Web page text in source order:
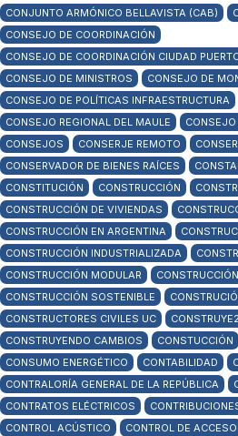
CONJUNTO ARMÓNICO BELLAVISTA (CAB)
CONSEJO DE COORDINACIÓN
CONSEJO DE COORDINACIÓN CIUDAD
CONSEJO DE MINISTROS
CONSEJO DE
CONSEJO DE POLÍTICAS INFRAESTRUCTURA
CONSEJO REGIONAL DEL MAULE
CONSEJO
CONSEJOS
CONSERJE REMOTO
CONSERVADOR DE BIENES RAÍCES
CONSTITUCIÓN
CONSTRUCCIÓN
CONSTRUCCIÓN DE VIVIENDAS
CONSTRUCCIÓN EN ARGENTINA
CONSTRUCCIÓN INDUSTRIALIZADA
CONSTRUCCIÓN MODULAR
CONSTRUCCIÓN SOSTENIBLE
CONSTRUCTORES CIVILES UC
CONSTRUYENDO CAMBIOS
CONSTUCCIÓN
CONSUMO ENERGÉTICO
CONTABILIDAD
CONTRALORÍA GENERAL DE LA REPÚBLICA
CONTRATOS ELÉCTRICOS
CONTROL ACÚSTICO
CONTROL DE ACCESO